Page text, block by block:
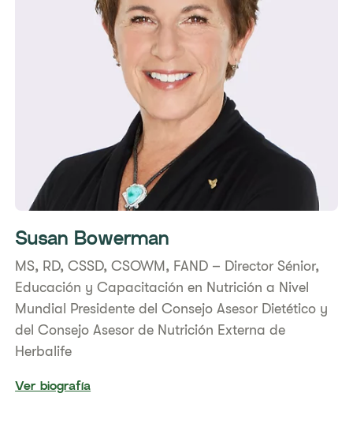
Susan Bowerman
​MS, RD, CSSD, CSOWM, FAND – Director Sénior,
Educación y Capacitación en Nutrición a Nivel
Mundial ​Presidente del Consejo Asesor Dietético y
del Consejo Asesor de Nutrición Externa de
Herbalife
Ver biografía